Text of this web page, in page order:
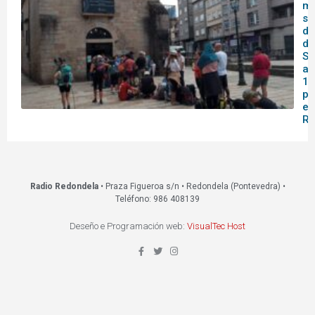
de
14
en
Radio Redondela• Praza Figueroa s/n • Redondela (Pontevedra) •
Teléfono: 986 408139
Deseño e Programación web: VisualTec Host